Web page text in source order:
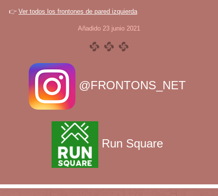
👉 Ver todos los frontones de pared izquierda
Añadido 23 junio 2021
@FRONTONS_NET
Run Square